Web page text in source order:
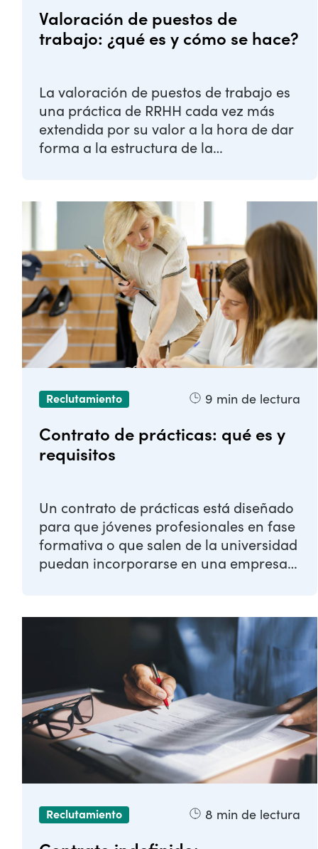
Valoración de puestos de
trabajo: ¿qué es y cómo se hace?
La valoración de puestos de trabajo es
una práctica de RRHH cada vez más
extendida por su valor a la hora de dar
forma a la estructura de la
Reclutamiento 9 min de lectura
Contrato de prácticas: qué es y
requisitos
Un contrato de prácticas está diseñado
para que jóvenes profesionales en fase
formativa o que salen de la universidad
puedan incorporarse en una empresa
Reclutamiento 8 min de lectura